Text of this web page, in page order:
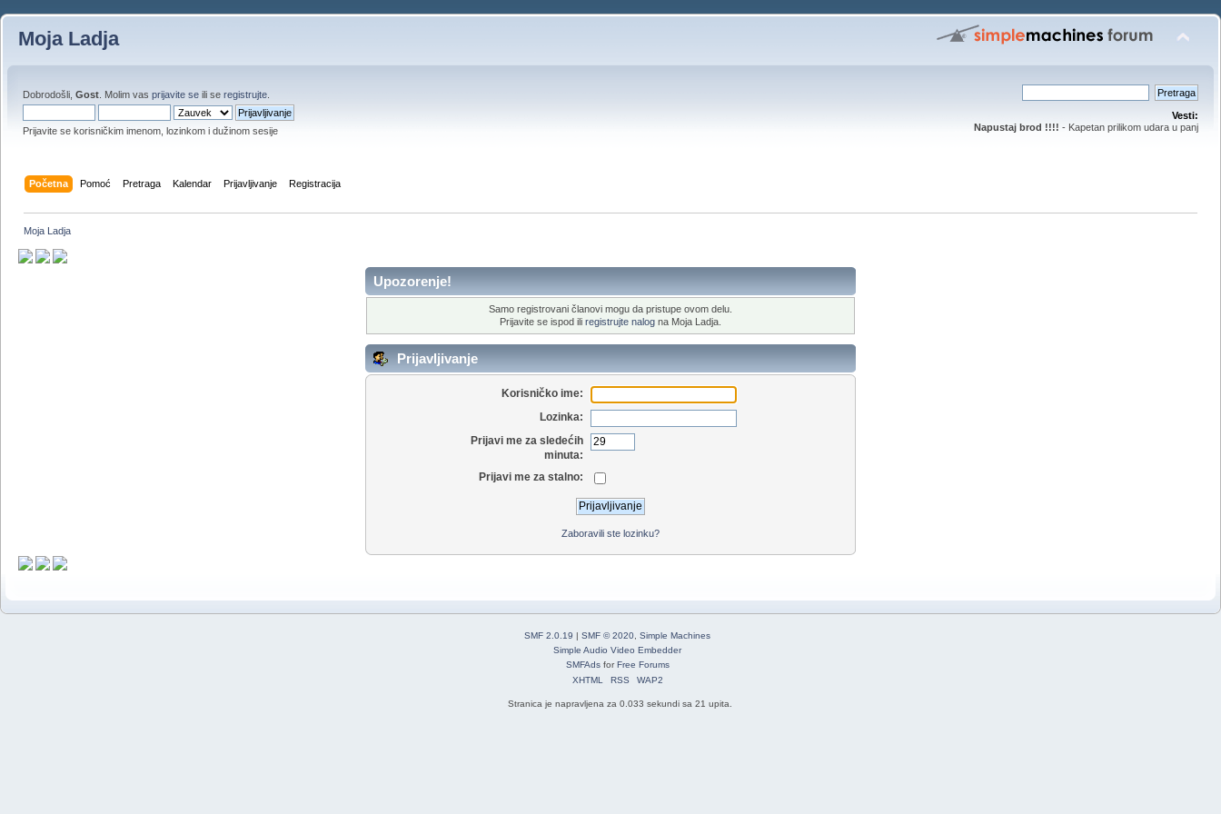
Moja Ladja
Dobrodošli, Gost . Molim vas prijavite se ili se registrujte
Prijavite se korisničkim imenom, lozinkom i dužinom sesije
Vesti:
Napustaj brod !!!! - Kapetan prilikom udara u panj
Početna Pomoć Pretraga Kalendar Prijavljivanje Registracija
Moja Ladja
Upozorenje!
Samo registrovani članovi mogu da pristupe ovom delu.
Prijavite se ispod ili registrujte nalog na Moja Ladja.
Prijavljivanje
Korisničko ime:
Lozinka:
Prijavi me za sledećih
minuta:
Prijavi me za stalno:
Zaboravili ste lozinku?
SMF 2.0.19 | SMF © 2020 Simple Machines
Simple Audio Video Embedder
SMFAdsforFree Forums
XHTML
RSS WAP2
Stranica je napravljena za 0.033 sekundi sa 21 upita.